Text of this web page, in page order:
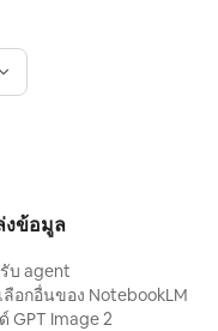
งข้อมูล
บ agent
ลือกอื่นของ NotebookLM
GPT Image 2